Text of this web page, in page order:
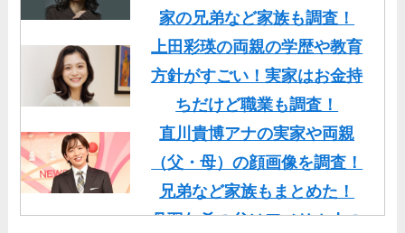
家の兄弟など家族も調査！
上田彩瑛の両親の学歴や教育
方針がすごい！実家はお金持
ちだけど職業も調査！
直川貴博アナの実家や両親
（父・母）の顔画像を調査！
兄弟など家族もまとめた！
丹羽仁希の父はアメリカ人の